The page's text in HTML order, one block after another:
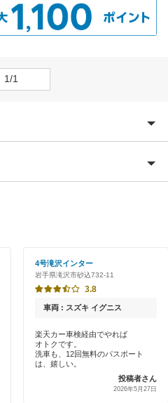
1/1
4号滝沢インター
岩手県滝沢市砂込732-11
3.8
車両 : スズキ イグニス
楽天カー車検経由でやれば
オトクです。
洗車も、12回無料のパスポート
は、嬉しい。
投稿者さん
2026年5月27日